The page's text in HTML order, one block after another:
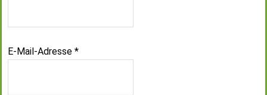
E-Mail-Adresse *